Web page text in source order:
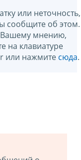
или неточность,
сообщите об этом.
Вашему мнению,
на клавиатуре
или нажмите сюда.